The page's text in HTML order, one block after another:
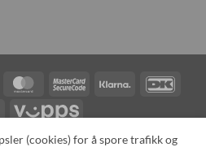
Maestro MasterCardMasterCardKlarna
Credit
Vipps
(cookies) for å spore trafikk og